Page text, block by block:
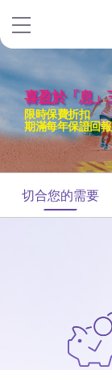
喜盈於「息」
限時保費折扣
期滿每年保證回報
切合您的需要